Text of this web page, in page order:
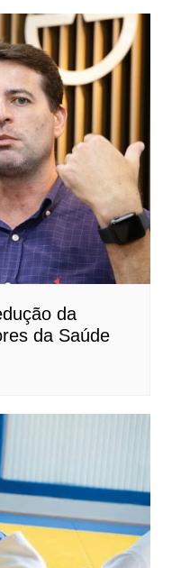
da
da Saúde